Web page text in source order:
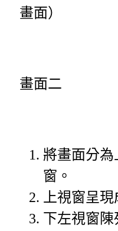
畫面）
畫面二
將畫面分
窗。
上視窗呈
下左視窗